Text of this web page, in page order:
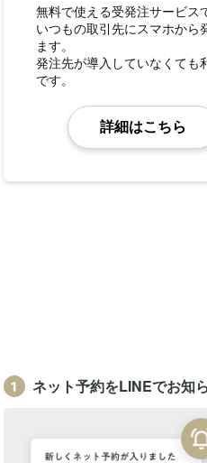
無料で使える受発注サービス
いつもの取引先にスマホから
ます。
発注先が導入していなくても
です。
詳細はこちら
ネット予約をLINEでお知